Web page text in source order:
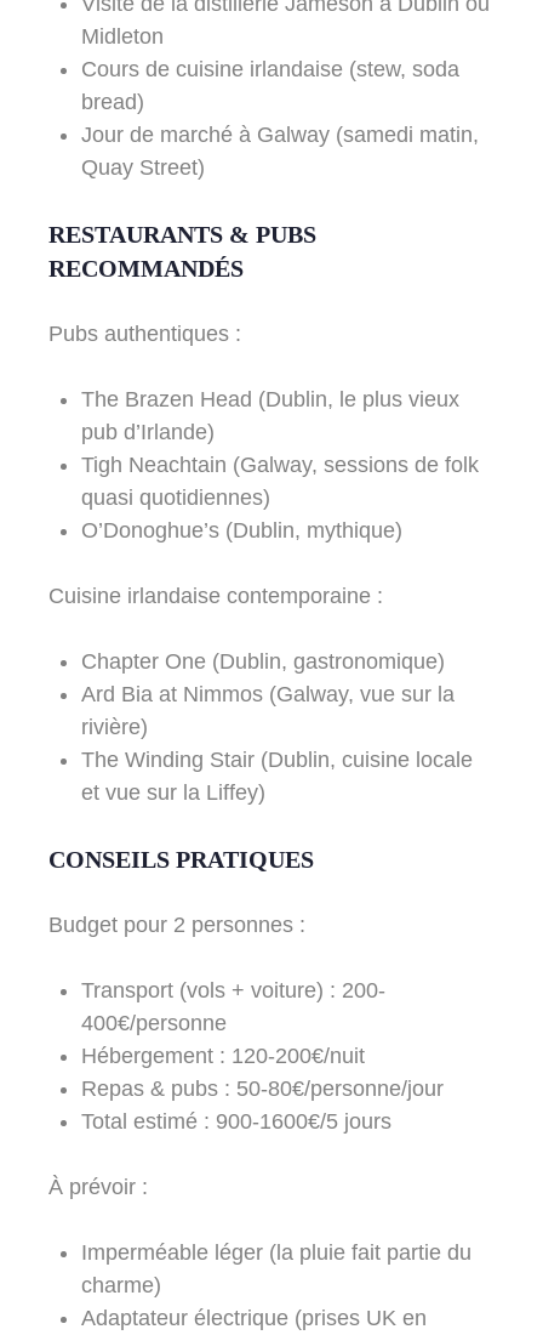
Midleton
Cours de cuisine irlandaise (stew, soda
bread)
Jour de marché à Galway (samedi matin,
Quay Street)
RESTAURANTS & PUBS
RECOMMANDÉS
Pubs authentiques :
The Brazen Head (Dublin, le plus vieux
pub d’Irlande)
Tigh Neachtain (Galway, sessions de folk
quasi quotidiennes)
O’Donoghue’s (Dublin, mythique)
Cuisine irlandaise contemporaine :
Chapter One (Dublin, gastronomique)
Ard Bia at Nimmos (Galway, vue sur la
rivière)
The Winding Stair (Dublin, cuisine locale
et vue sur la Liffey)
CONSEILS PRATIQUES
Budget pour 2 personnes :
Transport (vols + voiture) : 200-
400€/personne
Hébergement : 120-200€/nuit
Repas & pubs : 50-80€/personne/jour
Total estimé : 900-1600€/5 jours
À prévoir :
Imperméable léger (la pluie fait partie du
charme)
Adaptateur électrique (prises UK en